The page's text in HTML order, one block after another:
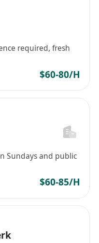
書及辦公室支援工
特區政府核發之「補
額），並符合入境處
英語讀寫能力者優
列軟件（Word、
立完成文書處理及數
時間管理能力，能配
required, fresh
$60-80/H
Sundays and public
$60-85/H